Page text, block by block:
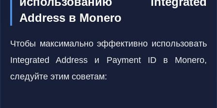
Address в Monero
Чтобы максимально эффективно использовать
Integrated Address и Payment ID в Monero,
следуйте этим советам: